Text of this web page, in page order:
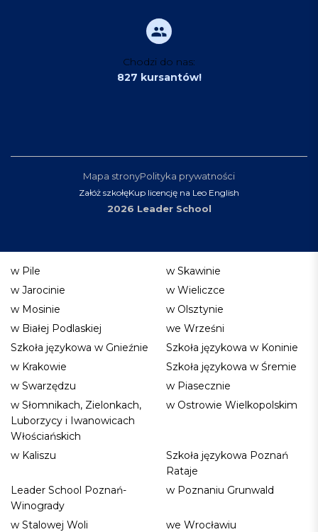
Chodzi do nas:
827 kursantów!
2026 Leader School
Załóż szkołęKup licencję na Leo English
Mapa stronyPolityka prywatności
w Pile
w Skawinie
w Jarocinie
w Wieliczce
w Mosinie
w Olsztynie
w Białej Podlaskiej
we Wrześni
Szkoła językowa w Gnieźnie
Szkoła językowa w Koninie
w Krakowie
Szkoła językowa w Śremie
w Swarzędzu
w Piasecznie
w Słomnikach, Zielonkach,
Luborzycy i Iwanowicach
Włościańskich
w Ostrowie Wielkopolskim
w Kaliszu
Szkoła językowa Poznań
Rataje
Leader School Poznań-
Winogrady
w Poznaniu Grunwald
w Stalowej Woli
we Wrocławiu